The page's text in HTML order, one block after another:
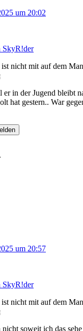
um 20:02
SkyR!der
nicht mit auf dem
in der Jugend bleibt
hat gestern.. War
um 20:57
SkyR!der
nicht mit auf dem
soweit ich das sehe